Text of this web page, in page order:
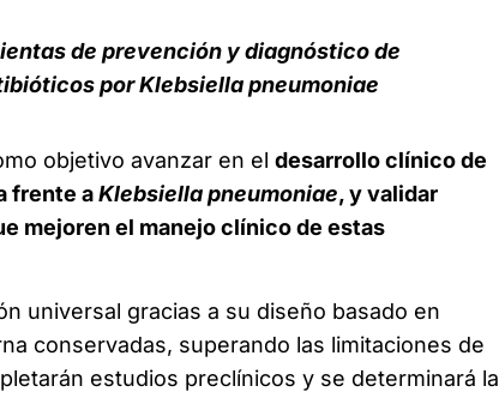
de prevención y diagnóstico de
por Klebsiella pneumoniae
objetivo avanzar en el desarrollo clínico de
frente aKlebsiella pneumoniae, y validar
mejoren el manejo clínico de estas
universal gracias a su diseño basado en
conservadas, superando las limitaciones de
estudios preclínicos y se determinará la